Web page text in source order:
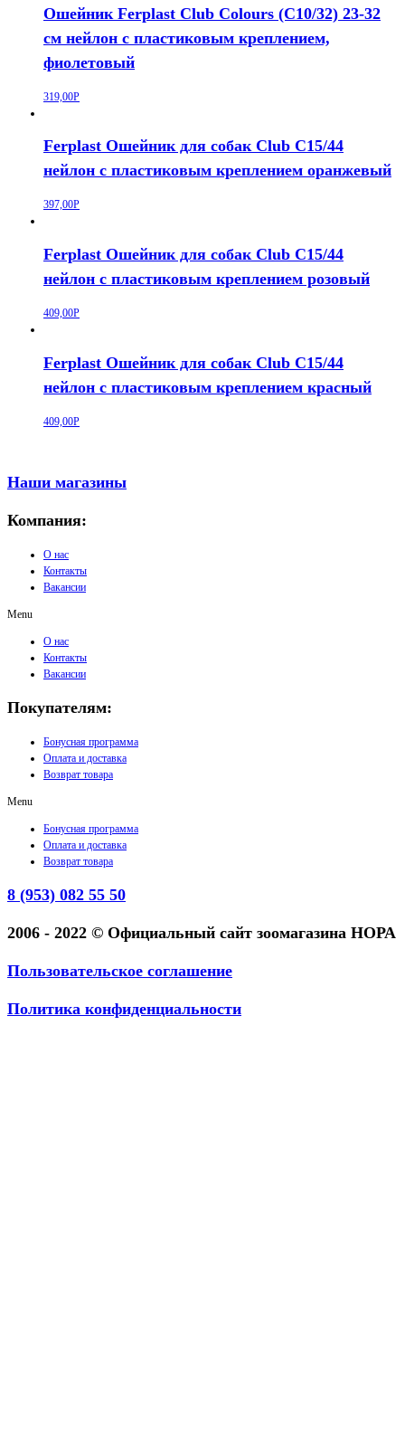
Ошейник Ferplast Club Colours (C10/32) 23-32
см нейлон с пластиковым креплением,
фиолетовый
319,00Р
Ferplast Ошейник для собак Club C15/44
нейлон с пластиковым креплением оранжевый
397,00Р
Ferplast Ошейник для собак Club C15/44
нейлон с пластиковым креплением розовый
409,00Р
Ferplast Ошейник для собак Club C15/44
нейлон с пластиковым креплением красный
409,00Р
Наши магазины
Компания:
О нас
Контакты
Вакансии
Menu
О нас
Контакты
Вакансии
Покупателям:
Бонусная программа
Оплата и доставка
Возврат товара
Menu
Бонусная программа
Оплата и доставка
Возврат товара
8 (953) 082 55 50
2006 - 2022 © Официальный сайт зоомагазина НОРА
Пользовательское соглашение
Политика конфиденциальности